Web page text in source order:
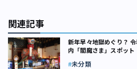
関連記事
新年早々地獄めぐり？
内「閻魔さま」スポット
未分類